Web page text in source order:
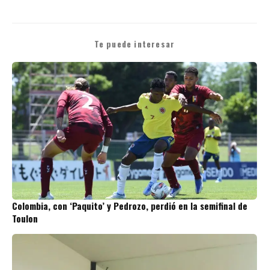
Te puede interesar
Colombia, con ‘Paquito’ y Pedrozo, perdió en la semifinal de
Toulon